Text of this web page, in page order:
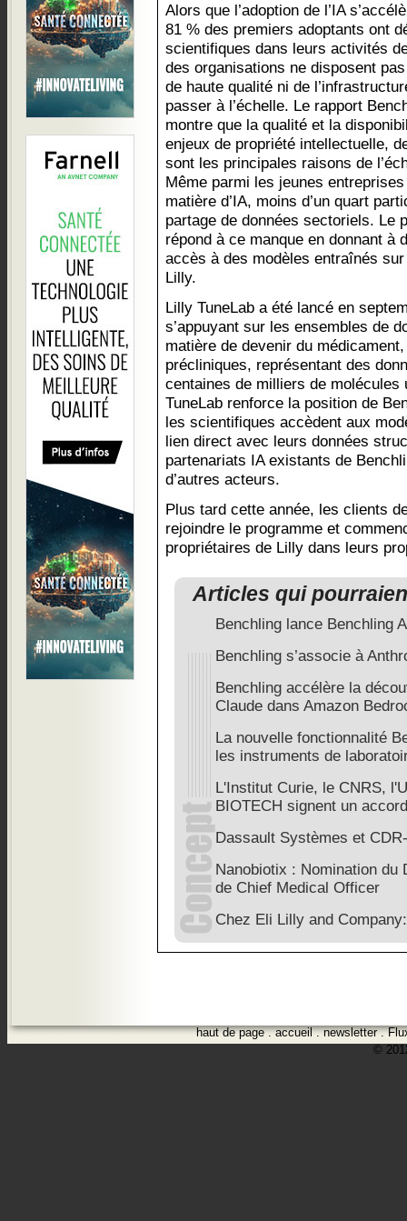
Alors que l’adoption de l’IA
81 % des premiers adoptants ont
scientifiques dans leurs activités
des organisations ne disposent
de haute qualité ni de
passer à l’échelle. Le rapport
montre que la qualité et la
enjeux de propriété intellectuelle,
sont les principales raisons de
Même parmi les jeunes
matière d’IA, moins d’un quart
partage de données sectoriels. Le
répond à ce manque en donnant à
accès à des modèles entraînés
Lilly.
Lilly TuneLab a été lancé en
s’appuyant sur les ensembles de
matière de devenir du
précliniques, représentant des
centaines de milliers de molécules
TuneLab renforce la position de
les scientifiques accèdent aux
lien direct avec leurs données
partenariats IA existants de
d’autres acteurs.
Plus tard cette année, les clients
rejoindre le programme et
propriétaires de Lilly dans leurs
Articles qui
Benchling lance Benchling
Benchling s’associe à
Benchling accélère la
Claude dans Amazon
La nouvelle fonctionnalité
les instruments de
L'Institut Curie, le CNRS,
BIOTECH signent un
Dassault Systèmes et
Nanobiotix : Nomination du
de Chief Medical Officer
Chez Eli Lilly and
haut de page.accueil.newsletter.
©